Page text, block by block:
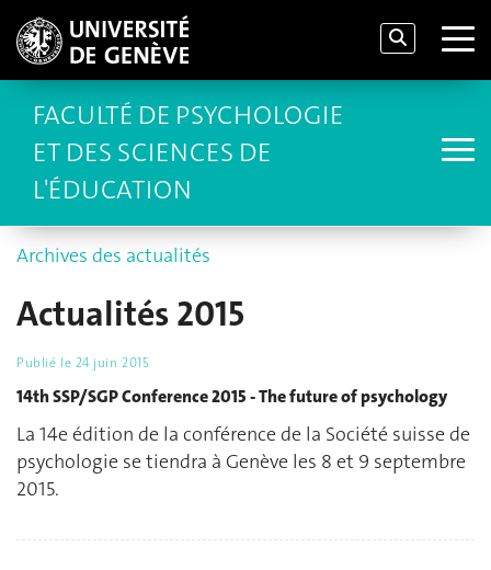
FACULTÉ DE PSYCHOLOGIE
ET DES SCIENCES DE
L'ÉDUCATION
Archives des actualités
Actualités 2015
Publié le 24 juin 2015
14th SSP/SGP Conference 2015 - The future of psychology
La 14e édition de la conférence de la Société suisse de
psychologie se tiendra à Genève les 8 et 9 septembre
2015.